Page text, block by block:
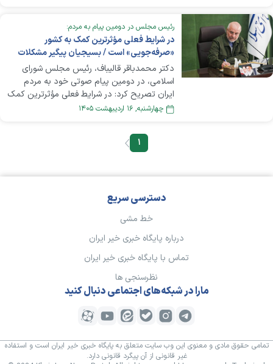
جنایت‌های جنگی در روز‌های جنگ تحمیلی شدند.
رئیس مجلس در دومین پیام به مردم:
در شرایط فعلی مؤثرترین کمک به کشور
«صرفه‌جویی» است / بسیجیان پیگیر مشکلات
مردم باشند و واسطۀ میان مسئولان دولتی و
خیرین شوند
دکتر محمدباقر قالیباف، رئیس مجلس شورای
اسلامی، در دومین پیام صوتی خود به مردم
ایران تصریح کرد: در شرایط فعلی مؤثرترین کمک
به کشور «صرفه‌جویی» است. بسیجیان پیگیر
دولتی و خیرین شوند.
چهارشنبه, ۱۶ ارديبهشت ۱۴۰۵
۱
دسترسی سریع
خط مشی
درباره پایگاه خبری خیر ایران
تماس با پایگاه خبری خیر ایران
نظرسنجی ها
مارا در شبکه‌های اجتماعی دنبال کنید
تمامی حقوق مادی و معنوی این وب سایت متعلق به پایگاه خبری خیر ایران است و استفاده
غیر قانونی از آن پیگرد قانونی دارد.